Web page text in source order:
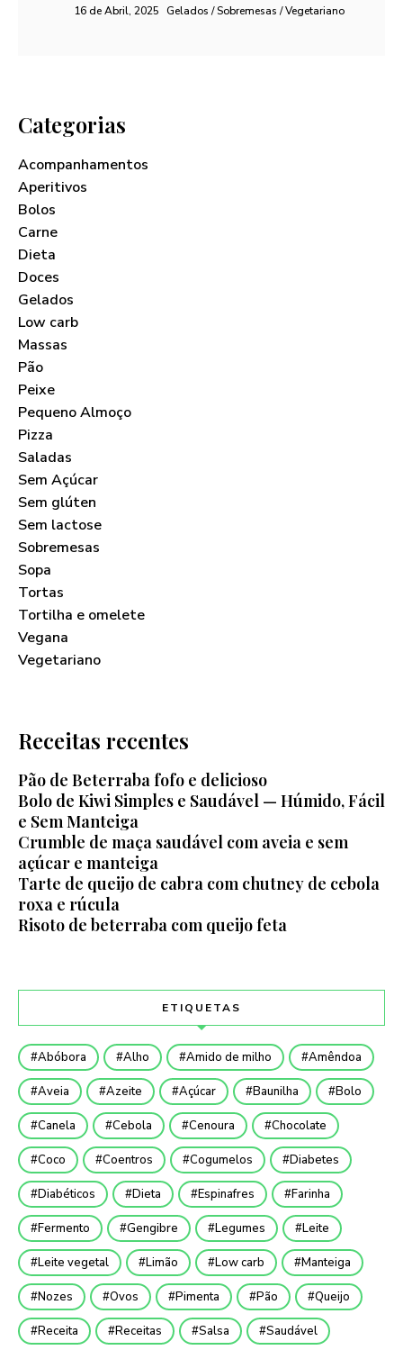
16 de Abril, 2025 Gelados / Sobremesas / Vegetariano
Categorias
Acompanhamentos
Aperitivos
Bolos
Carne
Dieta
Doces
Gelados
Low carb
Massas
Pão
Peixe
Pequeno Almoço
Pizza
Saladas
Sem Açúcar
Sem glúten
Sem lactose
Sobremesas
Sopa
Tortas
Tortilha e omelete
Vegana
Vegetariano
Receitas recentes
Pão de Beterraba fofo e delicioso
Bolo de Kiwi Simples e Saudável — Húmido, Fácil
e Sem Manteiga
Crumble de maça saudável com aveia e sem
açúcar e manteiga
Tarte de queijo de cabra com chutney de cebola
roxa e rúcula
Risoto de beterraba com queijo feta
ETIQUETAS
Abóbora Alho Amido de milho Amêndoa
Aveia Azeite Açúcar Baunilha Bolo
Canela Cebola Cenoura Chocolate
Coco Coentros Cogumelos Diabetes
Diabéticos Dieta Espinafres Farinha
Fermento Gengibre Legumes Leite
Leite vegetal Limão Low carb Manteiga
Nozes Ovos Pimenta Pão Queijo
Receita Receitas Salsa Saudável